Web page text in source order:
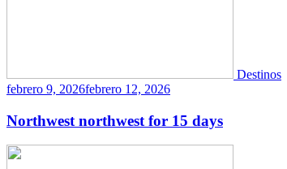
Destinos
febrero 9, 2026febrero 12, 2026
Northwest northwest for 15 days